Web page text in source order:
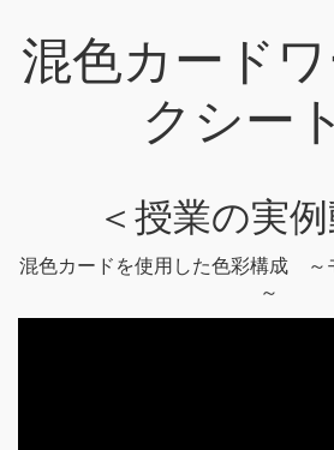
混色カード
クシー
＜授業の実
混色カードを使用した色彩構成 ～
～